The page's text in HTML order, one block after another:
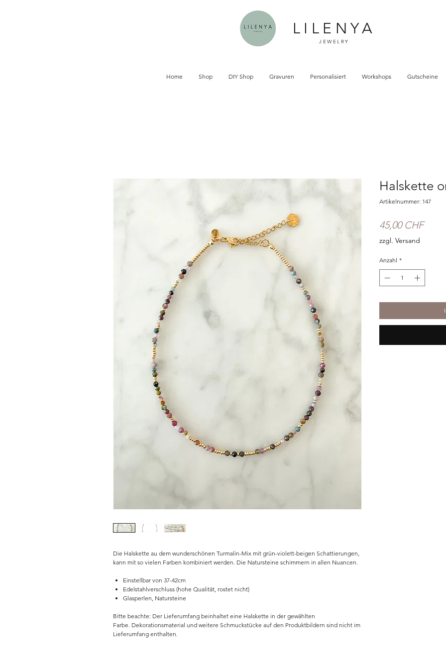
LILENYA
JEWELRY
Home Shop DIY Shop Gravuren Personalisiert Workshops Gutscheine
Die Halskette au dem wunderschönen Turmalin-Mix mit grün-violett-beigen Schattierungen,
kann mit so vielen Farben kombiniert werden. Die Natursteine schimmern in allen Nuancen.
Einstellbar von 37-42cm
Edelstahlverschluss (hohe Qualität, rostet nicht)
Glasperlen, Natursteine
Bitte beachte: Der Lieferumfang beinhaltet eine Halskette in der gewählten
Farbe. Dekorationsmaterial und weitere Schmuckstücke auf den Produktbildern sind nicht im
Lieferumfang enthalten.
Halskette
Artikelnummer: 147
45,00 CHFPreis
zzgl. Versand
Anzahl *